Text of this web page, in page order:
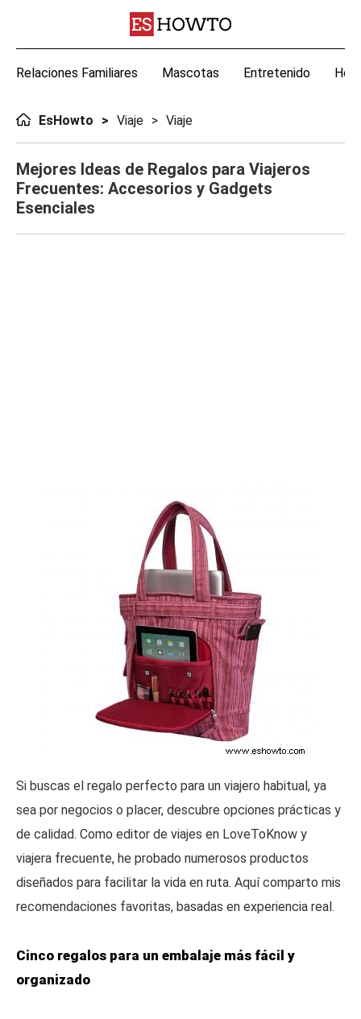
Relaciones Familiares Mascotas Entretenido
EsHowto Viaje Viaje
Mejores Ideas de Regalos para Viajeros
Frecuentes: Accesorios y Gadgets
Esenciales
Si buscas el regalo perfecto para un viajero habitual, ya
sea por negocios o placer, descubre opciones prácticas y
de calidad. Como editor de viajes en LoveToKnow y
viajera frecuente, he probado numerosos productos
diseñados para facilitar la vida en ruta. Aquí comparto mis
recomendaciones favoritas, basadas en experiencia real.
Cinco regalos para un embalaje más fácil y
organizado